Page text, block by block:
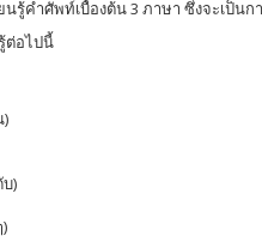
รู้คำศัพท์เบื้องต้น 3 ภาษา ซึ่งจะเป็น
ต่อไปนี้
)